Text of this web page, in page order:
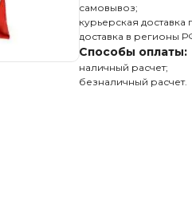
самовывоз;
курьерская доставка
доставка в регионы
Способы оплаты:
наличный расчет;
безналичный расчет.